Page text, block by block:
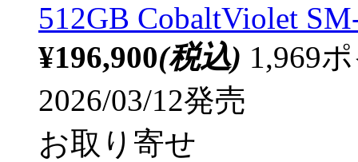
512GB CobaltViolet
¥196,900(税込) 1,969
2026/03/12発売
お取り寄せ